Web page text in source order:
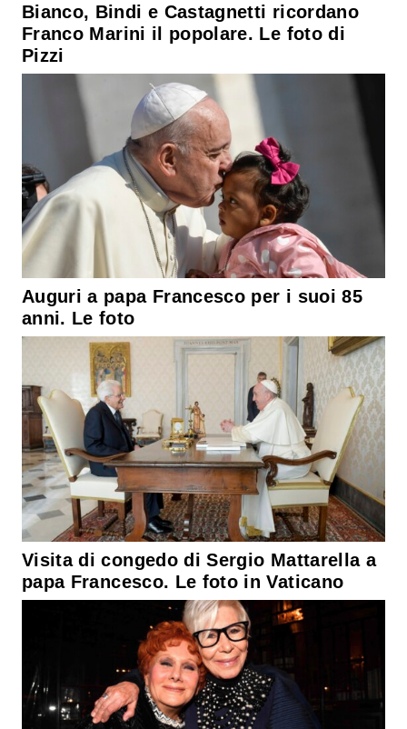
Bianco, Bindi e Castagnetti ricordano
Franco Marini il popolare. Le foto di
Pizzi
Auguri a papa Francesco per i suoi 85
anni. Le foto
Visita di congedo di Sergio Mattarella a
papa Francesco. Le foto in Vaticano